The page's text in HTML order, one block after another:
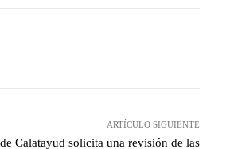
ARTÍCULO SIGUIENTE
Calatayud solicita una revisión de las